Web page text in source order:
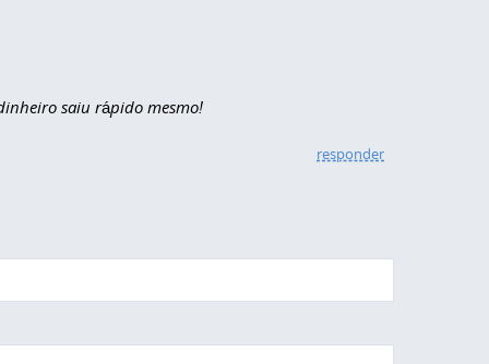
saiu rápido mesmo!
responder